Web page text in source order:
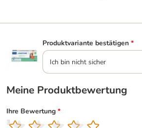
Produktvariante bestätigen *
Ich bin nicht sicher
Meine Produktbewertung
Ihre Bewertung *
1
2
3
4
5